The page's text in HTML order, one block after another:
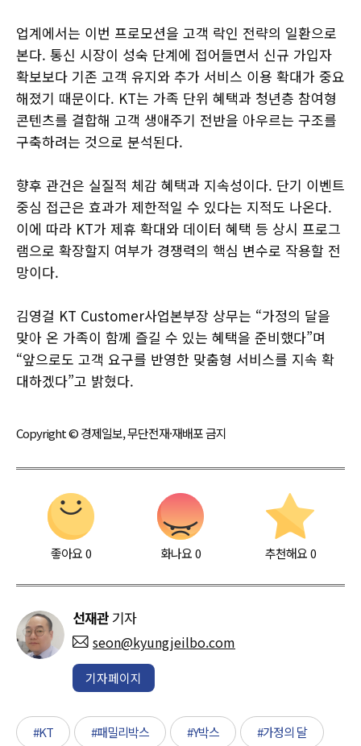
업계에서는 이번 프로모션을 고객 락인 전략의 일환으로
본다. 통신 시장이 성숙 단계에 접어들면서 신규 가입자
확보보다 기존 고객 유지와 추가 서비스 이용 확대가 중요
해졌기 때문이다. KT는 가족 단위 혜택과 청년층 참여형
콘텐츠를 결합해 고객 생애주기 전반을 아우르는 구조를
구축하려는 것으로 분석된다.
향후 관건은 실질적 체감 혜택과 지속성이다. 단기 이벤트
중심 접근은 효과가 제한적일 수 있다는 지적도 나온다.
이에 따라 KT가 제휴 확대와 데이터 혜택 등 상시 프로그
램으로 확장할지 여부가 경쟁력의 핵심 변수로 작용할 전
망이다.
김영걸 KT Customer사업본부장 상무는 “가정의 달을
맞아 온 가족이 함께 즐길 수 있는 혜택을 준비했다”며
“앞으로도 고객 요구를 반영한 맞춤형 서비스를 지속 확
대하겠다”고 밝혔다.
Copyright © 경제일보, 무단전재·재배포 금지
좋아요0 화나요0 추천해요 0
선재관 기자
seon@kyungjeilbo.com
기자페이지
#KT #패밀리박스 #Y박스 #가정의 달